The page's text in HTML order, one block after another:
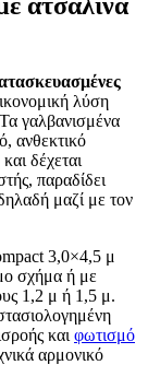
λύση
γαλβανισμένα
ανθεκτικό
και δέχεται
παραδίδει
μαζί με τον
3,0×4,5 μ
σχήμα ή με
1,2 μ ή 1,5 μ.
και φωτισμό
αρμονικό